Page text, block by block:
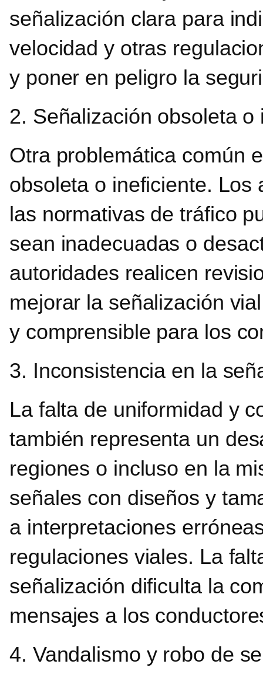
señalización clara para
velocidad y otras
y poner en peligro la
2. Señalización obsoleta o
Otra problemática común
obsoleta o ineficiente. Los
las normativas de tráfico
sean inadecuadas o
autoridades realicen
mejorar la señalización
y comprensible para los
3. Inconsistencia en la
La falta de uniformidad y
también representa un
regiones o incluso en la
señales con diseños y
a interpretaciones
regulaciones viales. La
señalización dificulta la
mensajes a los
4. Vandalismo y robo de